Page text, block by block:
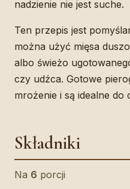
nadzienie nie jest suche.
Ten przepis jest
można użyć mięsa
albo świeżo
czy udźca. Gotowe
mrożenie i są idealne do
Składniki
Na 6 porcji